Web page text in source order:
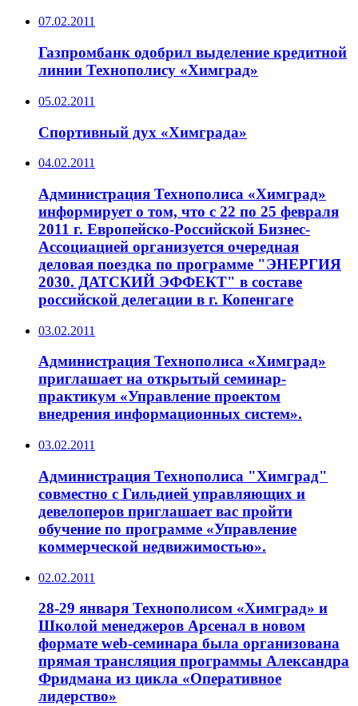
07.02.2011
Газпромбанк одобрил выделение кредитной
линии Технополису «Химград»
05.02.2011
Спортивный дух «Химграда»
04.02.2011
Администрация Технополиса «Химград»
информирует о том, что с 22 по 25 февраля
2011 г. Европейско-Российской Бизнес-
Ассоциацией организуется очередная
деловая поездка по программе "ЭНЕРГИЯ
2030. ДАТСКИЙ ЭФФЕКТ" в составе
российской делегации в г. Копенгаге
03.02.2011
Администрация Технополиса «Химград»
приглашает на открытый семинар-
практикум «Управление проектом
внедрения информационных систем».
03.02.2011
Администрация Технополиса "Химград"
совместно с Гильдией управляющих и
девелоперов приглашает вас пройти
обучение по программе «Управление
коммерческой недвижимостью».
02.02.2011
28-29 января Технополисом «Химград» и
Школой менеджеров Арсенал в новом
формате web-семинара была организована
прямая трансляция программы Александра
Фридмана из цикла «Оперативное
лидерство»